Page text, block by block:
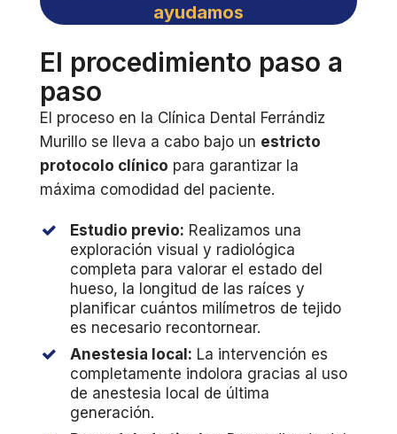
ayudamos
El procedimiento paso a
paso
El proceso en la Clínica Dental Ferrándiz
Murillo se lleva a cabo bajo un estricto
protocolo clínico para garantizar la
máxima comodidad del paciente.
Estudio previo: Realizamos una
exploración visual y radiológica
completa para valorar el estado del
hueso, la longitud de las raíces y
planificar cuántos milímetros de tejido
es necesario recontornear.
Anestesia local: La intervención es
completamente indolora gracias al uso
de anestesia local de última
generación.